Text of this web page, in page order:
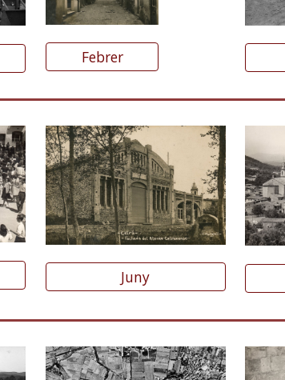
Febrer
Juny